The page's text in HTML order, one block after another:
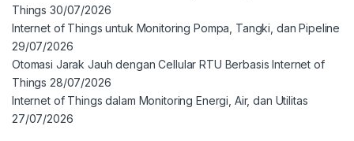
Things 30/07/2026
Internet of Things untuk Monitoring Pompa, Tangki, dan Pipeline
29/07/2026
Otomasi Jarak Jauh dengan Cellular RTU Berbasis Internet of
Things 28/07/2026
Internet of Things dalam Monitoring Energi, Air, dan Utilitas
27/07/2026